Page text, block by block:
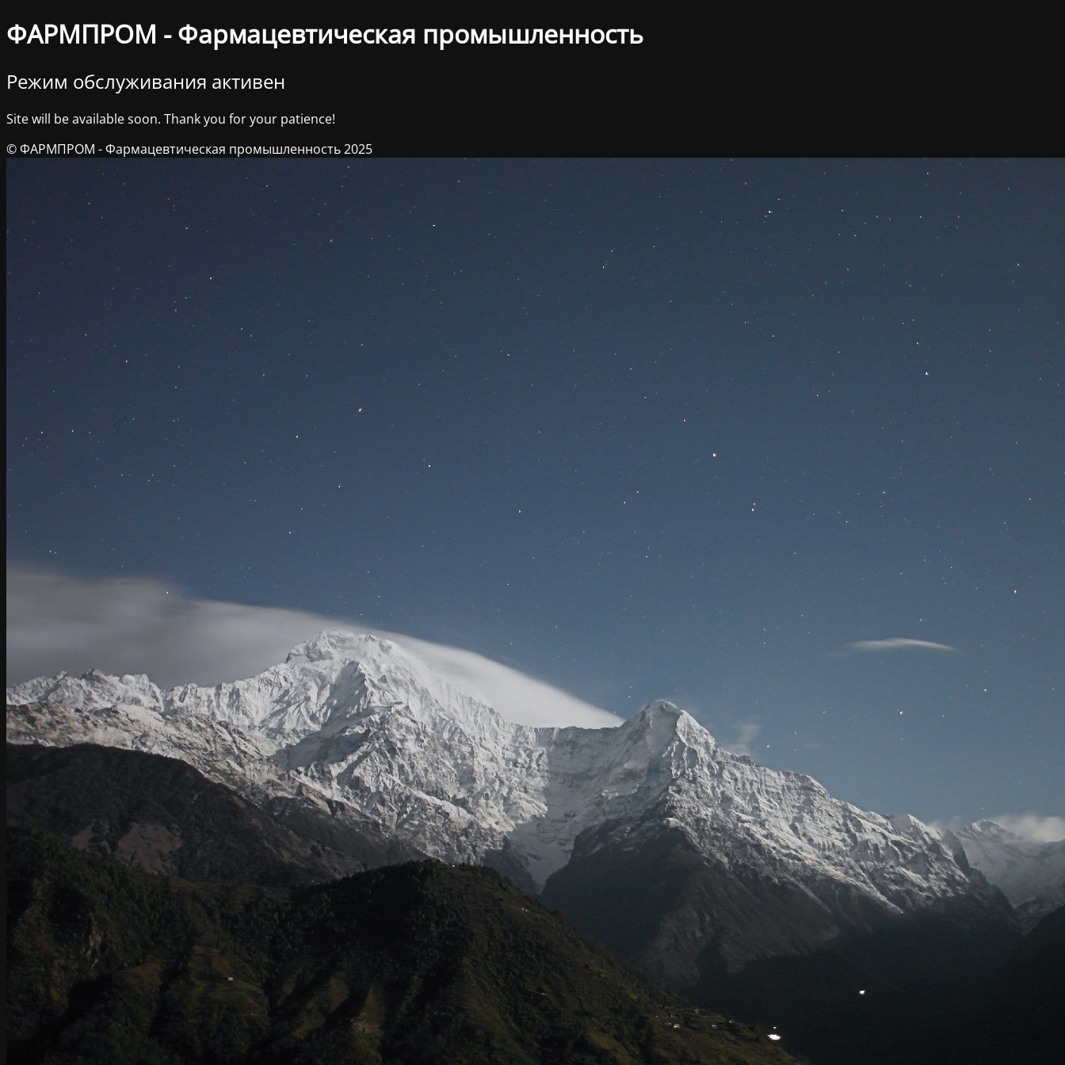
ФАРМПРОМ - Фармацевтическая промышленность
Режим обслуживания активен
Site will be available soon. Thank you for your patience!
© ФАРМПРОМ - Фармацевтическая промышленность 2025